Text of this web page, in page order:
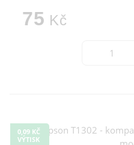
75 Kč
0,09 KČ
VÝTISK